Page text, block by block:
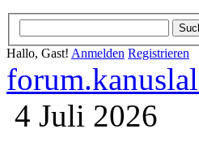
Hallo, Gast! Anmelden Registrieren
4 Juli 2026